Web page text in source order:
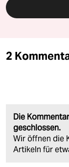
2
Die
geschlossen.
Wir öffnen die
Artikeln für